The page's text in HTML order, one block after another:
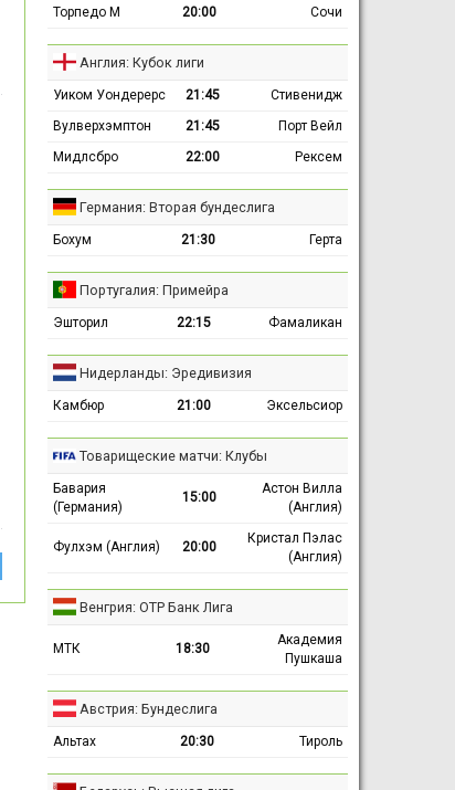
Торпедо М 20:00 Сочи
Англия: Кубок лиги
Уиком Уондерерс 21:45
Стивенидж
Вулверхэмптон
21:45
Порт Вейл
Мидлсбро
22:00 Рексем
Германия: Вторая бундеслига
Бохум 21:30 Герта
Португалия: Примейра
Эшторил 22:15 Фамаликан
Нидерланды: Эредивизия
Камбюр 21:00 Эксельсиор
Товарищеские матчи: Клубы
Бавария
(Германия)
15:00
Астон Вилла
(Англия)
Фулхэм (Англия) 20:00
Кристал Пэлас
(Англия)
Венгрия: ОТР Банк Лига
МТК 18:30
Академия
Пушкаша
Австрия: Бундеслига
Альтах 20:30 Тироль